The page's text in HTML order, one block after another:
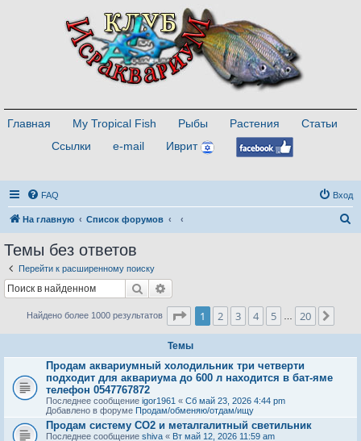
Главная My Tropical Fish Рыбы Растения
Статьи
Ссылки
e-mail Иврит
FAQ Вход
На главную Список форумов
Темы без ответов
Перейти к расширенному поиску
Поиск
Найдено более 1000 результатов Страница1 из
1 2 3 4 5 20
Темы
Продам аквариумный холодильник три четверти
подходит для аквариума до 600 л находится в бат-яме
телефон 0547767872
Последнее сообщение igor1961 « Сб май 23, 2026 4:44 pm
Добавлено в форуме Продам/обменяю/отдам/ищу
Продам систему СО2 и металгалитный светильник
Последнее сообщение shiva « Вт май 12, 2026 11:59 am